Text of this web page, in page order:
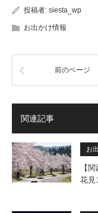
投稿者: siesta_wp
お出かけ情報
前のページ
関連記事
お
【
花見